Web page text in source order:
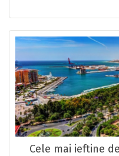
Cele mai ieftine